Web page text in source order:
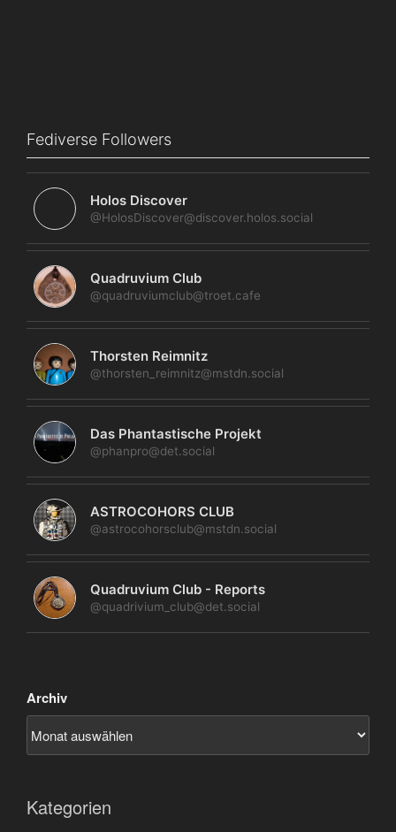
Fediverse Followers
Holos Discover
@HolosDiscover@discover.holos.social
Quadruvium Club
@quadruviumclub@troet.cafe
Thorsten Reimnitz
@thorsten_reimnitz@mstdn.social
Das Phantastische Projekt
@phanpro@det.social
ASTROCOHORS CLUB
@astrocohorsclub@mstdn.social
Quadruvium Club - Reports
@quadrivium_club@det.social
Archiv
Kategorien